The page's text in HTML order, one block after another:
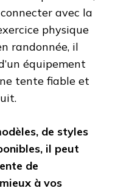
avec la
physique
randonnée, il
équipement
tente fiable et
de styles
il peut
de
à vos